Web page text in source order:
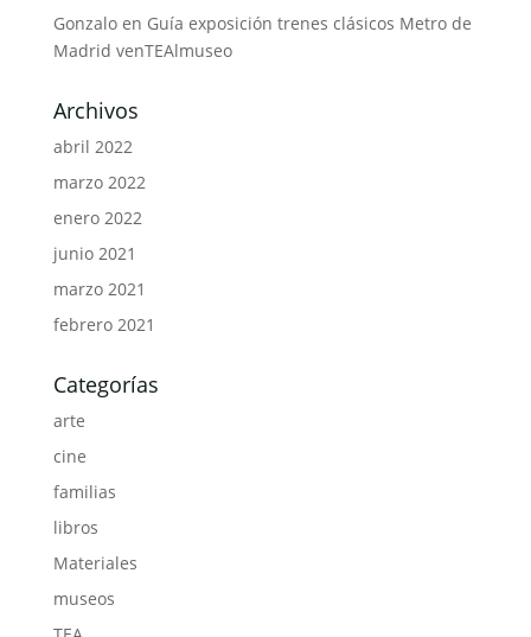
Gonzaloen Guía exposición trenes clásicos Metro de
Madrid venTEAlmuseo
Archivos
abril 2022
marzo 2022
enero 2022
junio 2021
marzo 2021
febrero 2021
Categorías
arte
cine
familias
libros
Materiales
museos